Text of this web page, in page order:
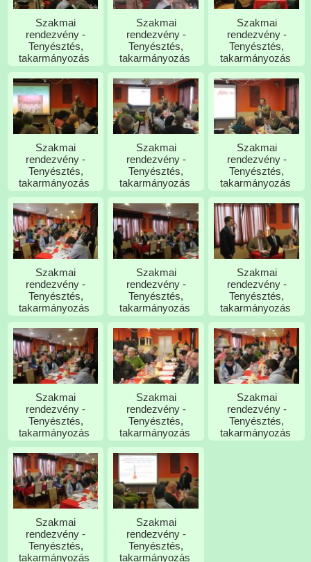
Szakmai
rendezvény -
Tenyésztés,
takarmányozás
Szakmai
rendezvény -
Tenyésztés,
takarmányozás
Szakmai
rendezvény -
Tenyésztés,
takarmányozás
Szakmai
rendezvény -
Tenyésztés,
takarmányozás
Szakmai
rendezvény -
Tenyésztés,
takarmányozás
Szakmai
rendezvény -
Tenyésztés,
takarmányozás
Szakmai
rendezvény -
Tenyésztés,
takarmányozás
Szakmai
rendezvény -
Tenyésztés,
takarmányozás
Szakmai
rendezvény -
Tenyésztés,
takarmányozás
Szakmai
rendezvény -
Tenyésztés,
takarmányozás
Szakmai
rendezvény -
Tenyésztés,
takarmányozás
Szakmai
rendezvény -
Tenyésztés,
takarmányozás
Szakmai
rendezvény -
Tenyésztés,
takarmányozás
Szakmai
rendezvény -
Tenyésztés,
takarmányozás